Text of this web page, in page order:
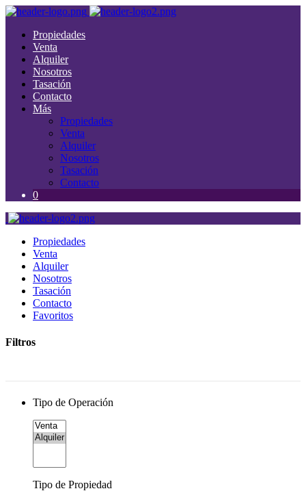
Propiedades
Venta
Alquiler
Nosotros
Tasación
Contacto
Más
Propiedades
Venta
Alquiler
Nosotros
Tasación
Contacto
0
Propiedades
Venta
Alquiler
Nosotros
Tasación
Contacto
Favoritos
Filtros
Tipo de Operación
Tipo de Propiedad